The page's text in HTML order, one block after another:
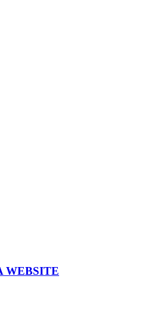
WEBSITE